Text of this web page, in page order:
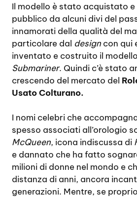
Il modello è stato acquistato
pubblico da alcuni divi del
innamorati della qualità del
particolare dal design con qui
inventato e costruito il
Submariner. Quindi c’è stato
crescendo del mercato del
Usato Colturano.
I nomi celebri che
spesso associati all’orologio
McQueen, icona indiscussa di
e dannato che ha fatto
milioni di donne nel mondo e
distanza di anni, ancora
generazioni. Mentre, se